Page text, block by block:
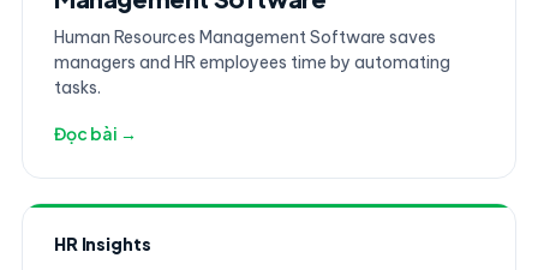
Human Resources Management Software saves
managers and HR employees time by automating
tasks.
Đọc bài →
HR Insights